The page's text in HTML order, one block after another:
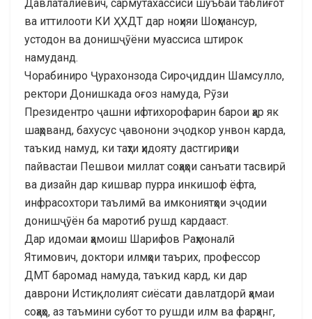
Давлаталиевич, сармутахассиси шуъбаи таблиғот
ва иттилооти КИ ҲХДТ дар ноҳияи Шоҳмансур,
устодон ва донишҷӯёни муассиса штирок
намуданд.
Чорабиниро Ҷурахонзода Сироҷиддин Шамсулло,
ректори Донишкада оғоз намуда, Рӯзи
Президентро ҷашни ифтихорофарин барои ҳар як
шаҳрванд, бахусус ҷавонони эҷодкор унвон карда,
таъкид намуд, ки таҳти ҳидояту дастгириҳои
пайвастаи Пешвои миллат соҳаҳои санъати тасвирӣ
ва дизайн дар кишвар пурра инкишоф ёфта,
инфрасохтори таълимӣ ва имкониятҳои эҷодии
донишҷӯён ба маротиб рушд кардааст.
Дар идомаи ҳамоиш Шарифов Раҳмоналӣ
Ятимович, доктори илмҳои таърих, профессор
ДМТ баромад намуда, таъкид кард, ки дар
даврони Истиқлолият сиёсати давлатдорӣ ҳамаи
соҳаҳо, аз таъмини субот то рушди илм ва фарҳанг,